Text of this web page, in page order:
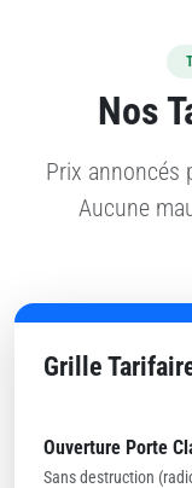
Nos
Prix annoncés
Aucune
Grille
Ouverture Porte
Sans destruction